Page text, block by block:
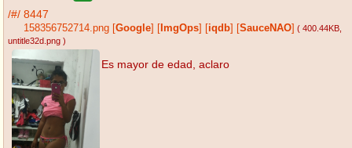
/#/ 8447
158356752714.png [Google] [ ImgOps] [iqdb] [SauceNAO] ( 400.44KB
untitle32d.png )
Es mayor de edad, aclaro